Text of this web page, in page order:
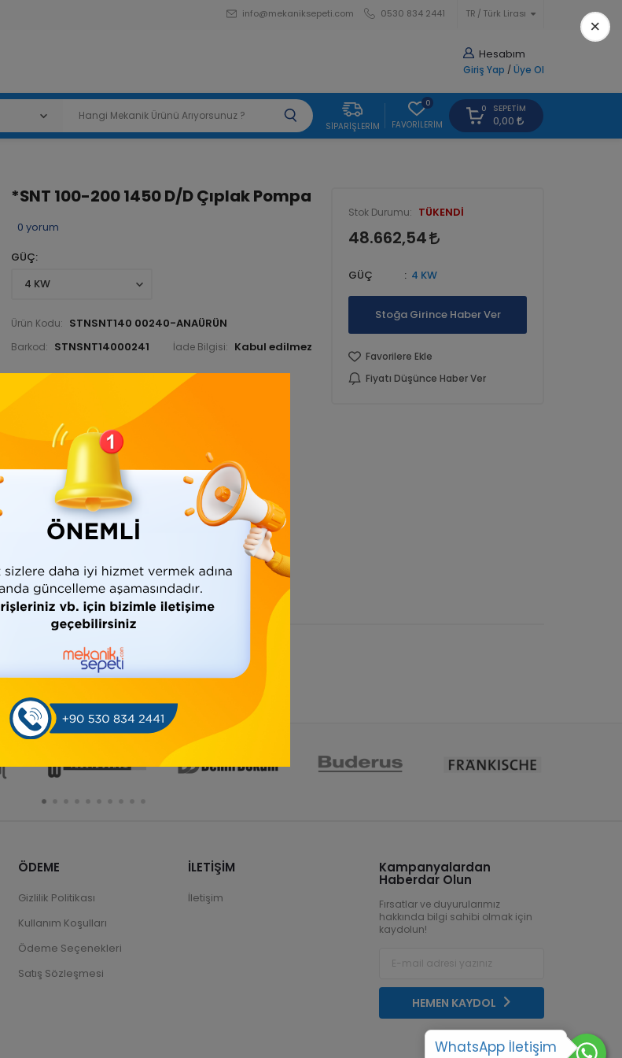
WhatsApp İletişim
TR Türk Lirası
info@mekaniksepeti.com 0530 834 2441
Hesabım
Giriş Yap / Üye Ol
SIPARIŞLERIM
0
FAVORILERIM
0 SEPETIM
0,00
*SNT 100-200 1450 D/D Çıplak Pompa
0 yorum
GÜÇ
Ürün Kodu: STNSNT140 00240-ANAÜRÜN
Barkod: STNSNT14000241 İade Bilgisi:
Stok Durumu: TÜKENDİ
48.662,54
GÜÇ 4 KW
Stoğa Girince Haber Ver
Favorilere Ekle
Fiyatı Düşünce Haber Ver
Ürün Bilgisi Yorumlar (0)
Kampanyalardan
Haberdar Olun
Fırsatlar ve duyurularımız
hakkında bilgi sahibi olmak için
kaydolun!
HEMEN KAYDOL
ÖDEME
Gizlilik Politikası
Kullanım Koşulları
Ödeme Seçenekleri
Satış Sözleşmesi
İLETİŞİM
İletişim
×